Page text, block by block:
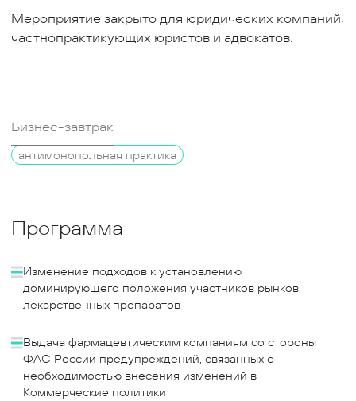
Мероприятие закрыто для юридических компаний,
частнопрактикующих юристов и адвокатов.
Бизнес-завтрак
антимонопольная практика
Программа
Изменение подходов к установлению
доминирующего положения участников рынков
лекарственных препаратов
Выдача фармацевтическим компаниям со стороны
ФАС России предупреждений, связанных с
необходимостью внесения изменений в
Коммерческие политики